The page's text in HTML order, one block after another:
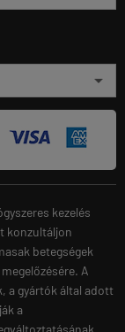
kezelés
konzultáljon
betegségek
A
a gyártók által adott
a